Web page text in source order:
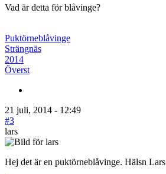
Vad är detta för blåvinge?
Puktörneblåvinge
Strängnäs
2014
Överst
21 juli, 2014 - 12:49
#3
lars
Hej det är en puktörneblåvinge. Hälsn Lars